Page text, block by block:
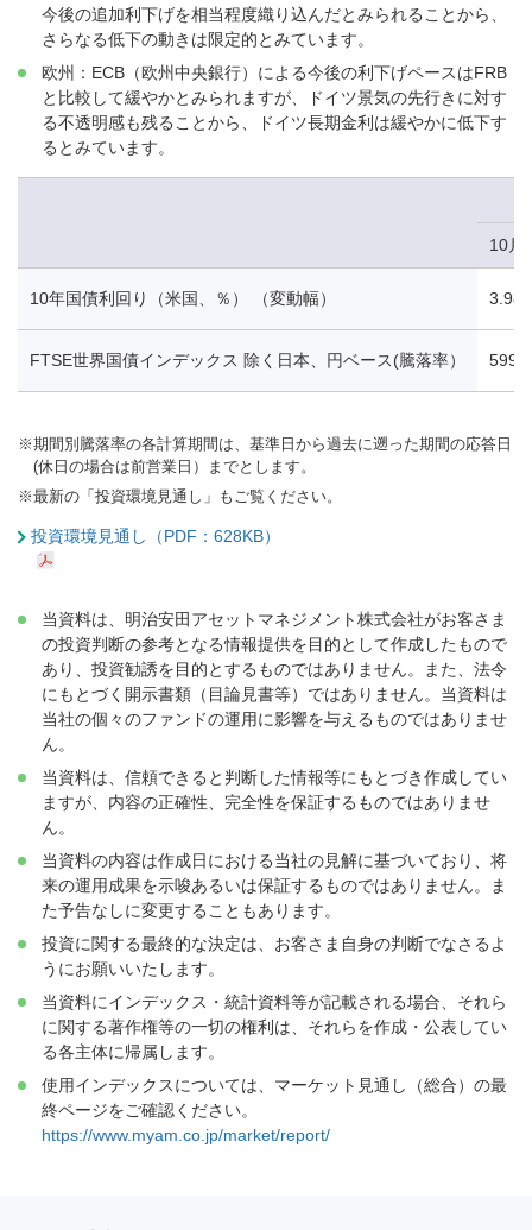
今後の追加利下げを相当程度織り込んだとみられることから、
さらなる低下の動きは限定的とみています。
欧州：ECB（欧州中央銀行）による今後の利下げペースはFRB
と比較して緩やかとみられますが、ドイツ景気の先行きに対す
る不透明感も残ることから、ドイツ長期金利は緩やかに低下す
るとみています。
10月
10年国債利回り（米国、％） （変動幅） 3.98
FTSE世界国債インデックス 除く日本、円ベース(騰落率）
※期間別騰落率の各計算期間は、基準日から過去に遡った期間の応答日
(休日の場合は前営業日）までとします。
※最新の「投資環境見通し」もご覧ください。
投資環境見通し（PDF：628KB）
当資料は、明治安田アセットマネジメント株式会社がお客さま
の投資判断の参考となる情報提供を目的として作成したもので
あり、投資勧誘を目的とするものではありません。また、法令
にもとづく開示書類（目論見書等）ではありません。当資料は
当社の個々のファンドの運用に影響を与えるものではありませ
ん。
当資料は、信頼できると判断した情報等にもとづき作成してい
ますが、内容の正確性、完全性を保証するものではありませ
ん。
当資料の内容は作成日における当社の見解に基づいており、将
来の運用成果を示唆あるいは保証するものではありません。ま
た予告なしに変更することもあります。
投資に関する最終的な決定は、お客さま自身の判断でなさるよ
うにお願いいたします。
当資料にインデックス・統計資料等が記載される場合、それら
に関する著作権等の一切の権利は、それらを作成・公表してい
る各主体に帰属します。
使用インデックスについては、マーケット見通し（総合）の最
終ページをご確認ください。
https://www.myam.co.jp/market/report/